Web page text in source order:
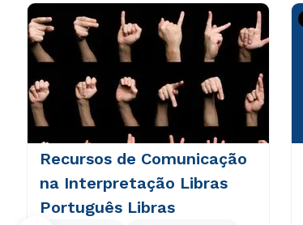
Recursos de Comunicação
na Interpretação Libras
Português Libras